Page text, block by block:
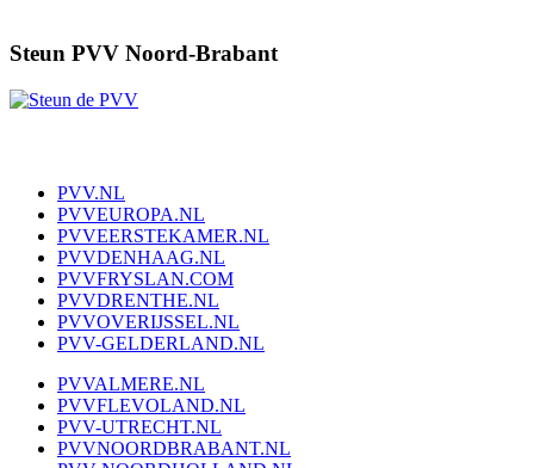
Steun PVV Noord-Brabant
PVV.NL
PVVEUROPA.NL
PVVEERSTEKAMER.NL
PVVDENHAAG.NL
PVVFRYSLAN.COM
PVVDRENTHE.NL
PVVOVERIJSSEL.NL
PVV-GELDERLAND.NL
PVVALMERE.NL
PVVFLEVOLAND.NL
PVV-UTRECHT.NL
PVVNOORDBRABANT.NL